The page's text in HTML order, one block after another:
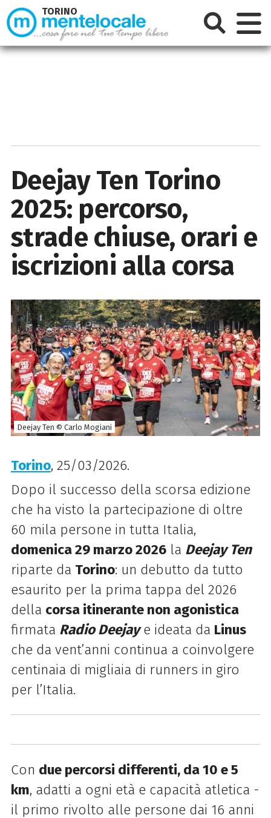
Deejay Ten Torino
2025: percorso,
strade chiuse, orari e
iscrizioni alla corsa
Deejay Ten © Carlo Mogiani
Torino, 25/03/2026.
Dopo il successo della scorsa edizione
che ha visto la partecipazione di oltre
60 mila persone in tutta Italia,
domenica 29 marzo 2026la Deejay Ten
riparte da Torino: un debutto da tutto
esaurito per la prima tappa del 2026
della corsa itinerante non agonistica
firmata Radio Deejaye ideata da Linus
che da vent’anni continua a coinvolgere
centinaia di migliaia di runners in giro
per l’Italia.
Con due percorsi differenti, da 10 e 5
km, adatti a ogni età e capacità atletica -
il primo rivolto alle persone dai 16 anni
TORINO